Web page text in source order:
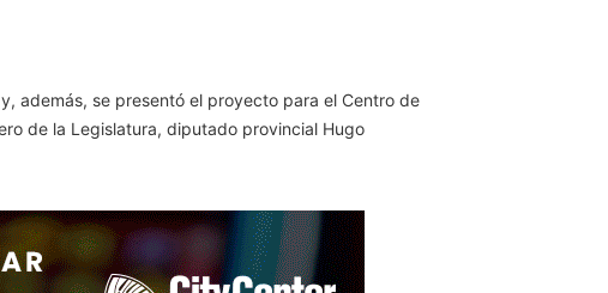
además, se presentó el proyecto para el Centro de
de la Legislatura, diputado provincial Hugo